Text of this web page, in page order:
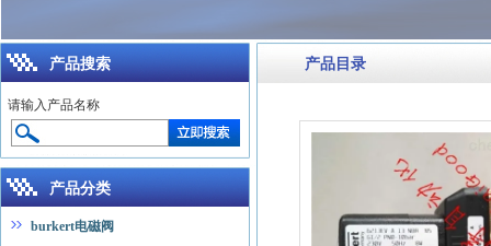
产品目录
产品搜索
请输入产品名称
产品分类
burkert电磁阀